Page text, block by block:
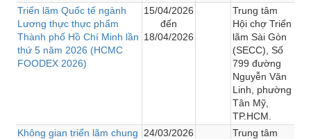
Triển lãm Quốc tế ngành
Lương thực thực phẩm
Thành phố Hồ Chí Minh lần
thứ 5 năm 2026 (HCMC
FOODEX 2026)
15/04/2026
đến
18/04/2026
Trung tâm
Hội chợ Triển
lãm Sài Gòn
(SECC), Số
799 đường
Nguyễn Văn
Linh, phường
Tân Mỹ,
TP.HCM.
Không gian triển lãm chung
24/03/2026
Trung tâm